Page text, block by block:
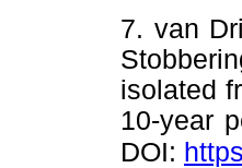
7. van
isolated
10-year
DOI: